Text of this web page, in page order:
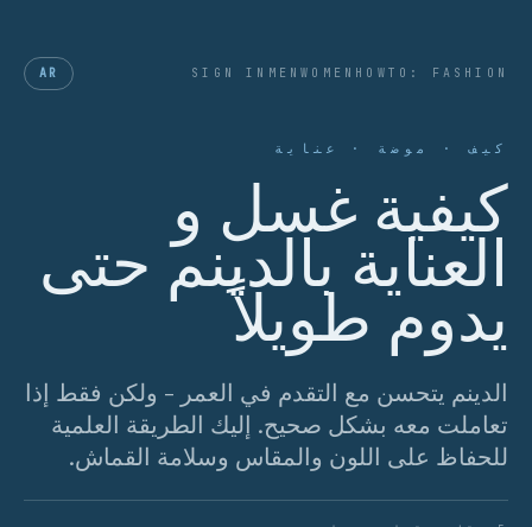
HOWTO: FASHION
WOMEN
MEN
SIGN IN
AR
كيف · موضة · عناية
كيفية غسل و
العناية بالدينم حتى
يدوم طويلاً
الدينم يتحسن مع التقدم في العمر - ولكن فقط إذا
تعاملت معه بشكل صحيح. إليك الطريقة العلمية
للحفاظ على اللون والمقاس وسلامة القماش.